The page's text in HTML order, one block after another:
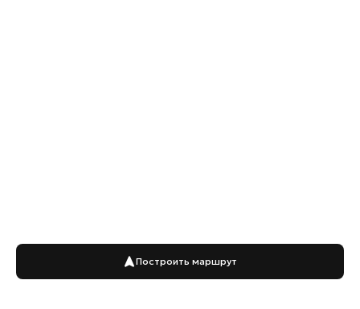
Построить маршрут